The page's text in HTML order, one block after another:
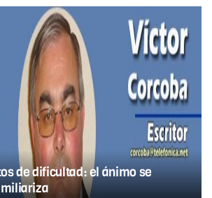
de dificultad: el ánimo se